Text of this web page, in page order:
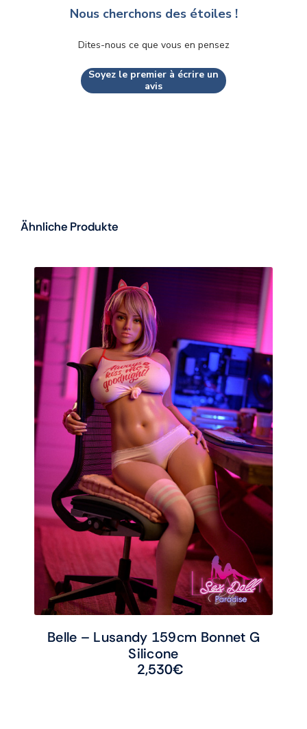
Nous cherchons des étoiles !
Dites-nous ce que vous en pensez
Soyez le premier à écrire un
avis
Ähnliche Produkte
Belle – Lusandy 159cm Bonnet G
Silicone
2,530€